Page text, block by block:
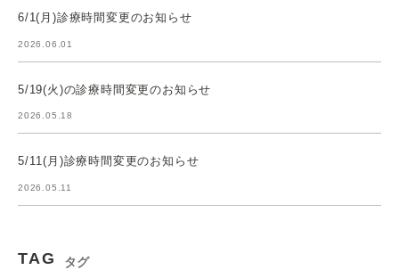
6/1(月)診療時間変更のお知らせ
2026.06.01
5/19(火)の診療時間変更のお知らせ
2026.05.18
5/11(月)診療時間変更のお知らせ
2026.05.11
TAG タグ